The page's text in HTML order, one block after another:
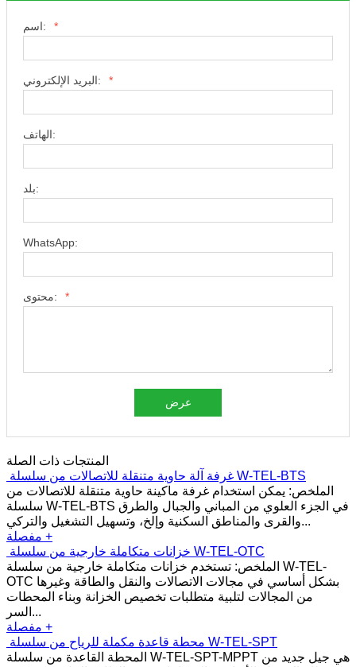
اسم: *
البريد الإلكتروني: *
الهاتف:
بلد:
WhatsApp:
محتوى: *
عرض
المنتجات ذات الصلة
غرفة آلة حاوية متنقلة للاتصالات من سلسلة W-TEL-BTS
الملخص: يمكن استخدام غرفة ماكينة حاوية متنقلة للاتصالات من
سلسلة W-TEL-BTS في الجزء العلوي من المباني والجبال والطرق
والقرى والمناطق السكنية وإلخ، وتسهيل التشغيل والتركي...
مفصلة +
خزانات متكاملة خارجية من سلسلة W-TEL-OTC
الملخص: تستخدم خزانات متكاملة خارجية من سلسلة W-TEL-
OTC بشكل أساسي في مجالات الاتصالات والنقل والطاقة وغيرها
من المجالات لتلبية متطلبات تخصيص الخزانة وبناء المحطات
السر...
مفصلة +
محطة قاعدة مكملة للرياح من سلسلة W-TEL-SPT
المحطة القاعدة من سلسلة W-TEL-SPT-MPPT هي جيل جديد من